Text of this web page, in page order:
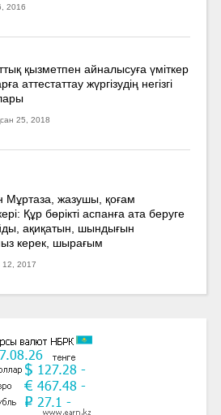
2016
қызметпен айналысуға үмiткер
аттестаттау жүргізудің негізгі
25, 2018
Мұртаза, жазушы, қоғам
Құр бөрікті аспанға ата беруге
ақиқатын, шындығын
керек, шырағым
12, 2017